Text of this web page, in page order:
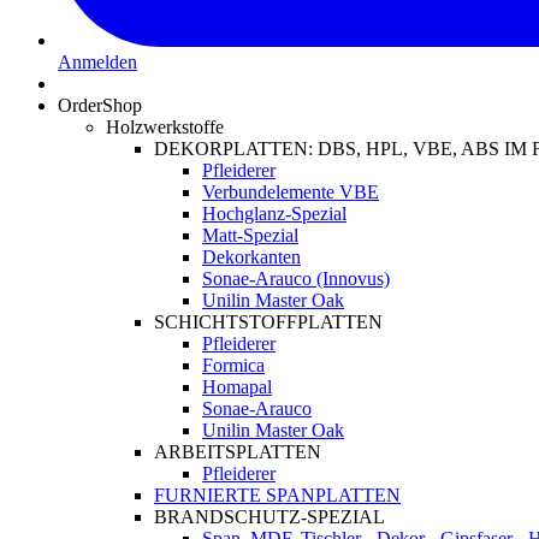
Anmelden
OrderShop
Holzwerkstoffe
DEKORPLATTEN: DBS, HPL, VBE, ABS IM
Pfleiderer
Verbundelemente VBE
Hochglanz-Spezial
Matt-Spezial
Dekorkanten
Sonae-Arauco (Innovus)
Unilin Master Oak
SCHICHTSTOFFPLATTEN
Pfleiderer
Formica
Homapal
Sonae-Arauco
Unilin Master Oak
ARBEITSPLATTEN
Pfleiderer
FURNIERTE SPANPLATTEN
BRANDSCHUTZ-SPEZIAL